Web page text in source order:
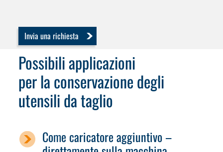
Invia una richiesta
Possibili applicazioni
per la conservazione degli
utensili da taglio
Come caricatore aggiuntivo –